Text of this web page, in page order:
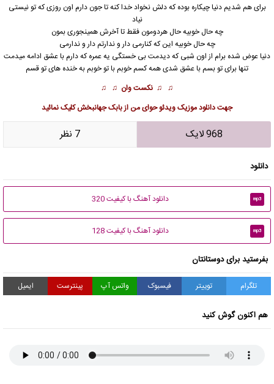
برای هم شدیم دنیا چیکاره بوده که دلش نخواد خدا کنه تا جون دارم اون روزی که تو نیستی
نیاد
چه حال خوبیه حال هردومون فقط تا آخرش همینجوری بمون
چه حال خوبیه این که کنارمی دار و ندارتم دار و ندارمی
دنیا عوض شده برام از اون شبی که دیدمت بی خستگی یه عمره که دارم با عشق ادامه میدمت
تنها برای تو بسم با عشق شدی همه کسم خوبم با تو خوبم به خنده های تو قسم
♫ ♫ نکست وان ♫ ♫
جهتدانلود موزیک ویدئو حوای من از بابک جهانبخشکلیک نمائید
968 لایک 7 نظر
دانلود
mp3 دانلود آهنگ با کیفیت 320
mp3 دانلود آهنگ با کیفیت 128
بفرستید برای دوستانتان
تلگرام توییتر فیسبوک واتس آپ پینترست ایمیل
هم اکنون گوش کنید